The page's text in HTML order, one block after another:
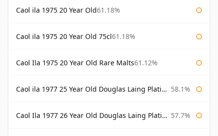
Caol ila 1975 20 Year Old61.18%
Caol ila 1975 20 Year Old 75cl61.18%
Caol Ila 1975 20 Year Old Rare Malts61.12%
Caol ila 1977 25 Year Old Douglas Laing Platinum Selection 58.1%
Caol Ila 1977 26 Year Old Douglas Laing Platinum Selection 57.7%